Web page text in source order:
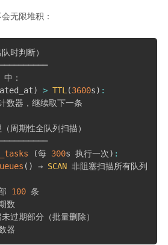
无限堆积：
时判断）
：
) > TTL (3600s) :
数器，继续取下一条
周期性全队列扫描）
───────────────────────────
(每 300s 执行一次) :
( ) → SCAN 非阻塞扫描所有队列
100 条
数
过期部分（批量删除）
器